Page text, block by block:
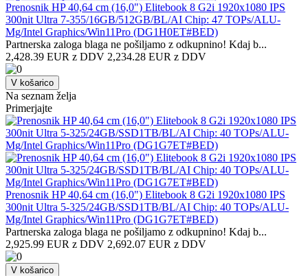
Prenosnik HP 40,64 cm (16,0") Elitebook 8 G2i 1920x1080 IPS
300nit Ultra 7-355/16GB/512GB/BL/AI Chip: 47 TOPs/ALU-
Mg/Intel Graphics/Win11Pro (DG1H0ET#BED)
Partnerska zaloga blaga ne pošiljamo z odkupnino! ​Kdaj b...
2,428.39 EUR z DDV 2,234.28 EUR z DDV
V košarico
Na seznam želja
Primerjajte
Prenosnik HP 40,64 cm (16,0") Elitebook 8 G2i 1920x1080 IPS
300nit Ultra 5-325/24GB/SSD1TB/BL/AI Chip: 40 TOPs/ALU-
Mg/Intel Graphics/Win11Pro (DG1G7ET#BED)
Partnerska zaloga blaga ne pošiljamo z odkupnino! ​Kdaj b...
2,925.99 EUR z DDV 2,692.07 EUR z DDV
V košarico